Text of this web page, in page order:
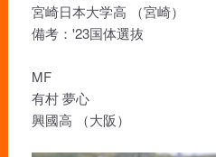
宮崎日本大学高 （宮崎）
備考：'23国体選抜
MF
有村 夢心
興國高 （大阪）